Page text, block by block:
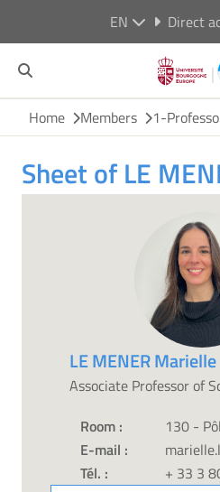
EN Direct
Home Members 1-
Sheet of LE
LE MENER Marielle
Associate Professor of
Room :
130 -
E-mail :
Tél. :
+ 33 3